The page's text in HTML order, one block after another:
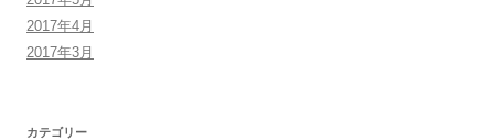
2017年4月
2017年3月
カテゴリー